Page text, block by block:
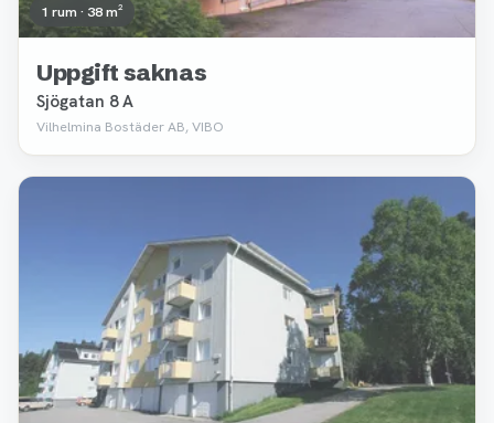
1 rum · 38 m²
Uppgift saknas
Sjögatan 8 A
Vilhelmina Bostäder AB, VIBO